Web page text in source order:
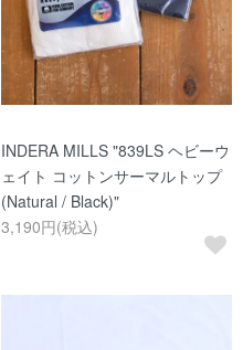
INDERA MILLS "839LS ヘビーウ
ェイト コットンサーマルトップ
(Natural / Black)"
3,190円(税込)